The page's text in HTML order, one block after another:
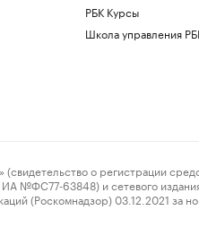
РБК Курсы
Школа управления
о регистрации
№ФС77-63848) и сетевого
(Роскомнадзор) 03.12.2021